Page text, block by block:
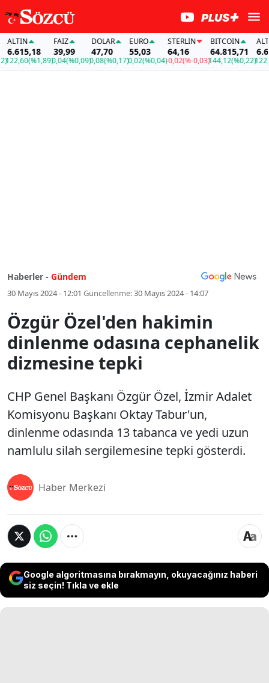
(%1,89)
39,99
0,04(%0,09)
DOLAR
47,70
0,08(%0,17)
EURO
55,03
0,02(%0,04)
STERLIN
64,16
-0,02(%-0,03)
BITCOIN
64.815,71
144,12(%0,22)
ALTIN
122,60
Haberler - Gündem
30 Mayıs 2024 - 12:01 Güncellenme:30 Mayıs 2024 - 14:07
Özgür Özel'den hakimin
dinlenme odasına cephanelik
dizmesine tepki
CHP Genel Başkanı Özgür Özel, İzmir Adalet
Komisyonu Başkanı Oktay Tabur'un,
dinlenme odasında 13 tabanca ve yedi uzun
namlulu silah sergilemesine tepki gösterdi.
Haber Merkezi
Google algoritmasına bırakmayın, okuyacağınız haberi
siz seçin! Tıkla ve ekle